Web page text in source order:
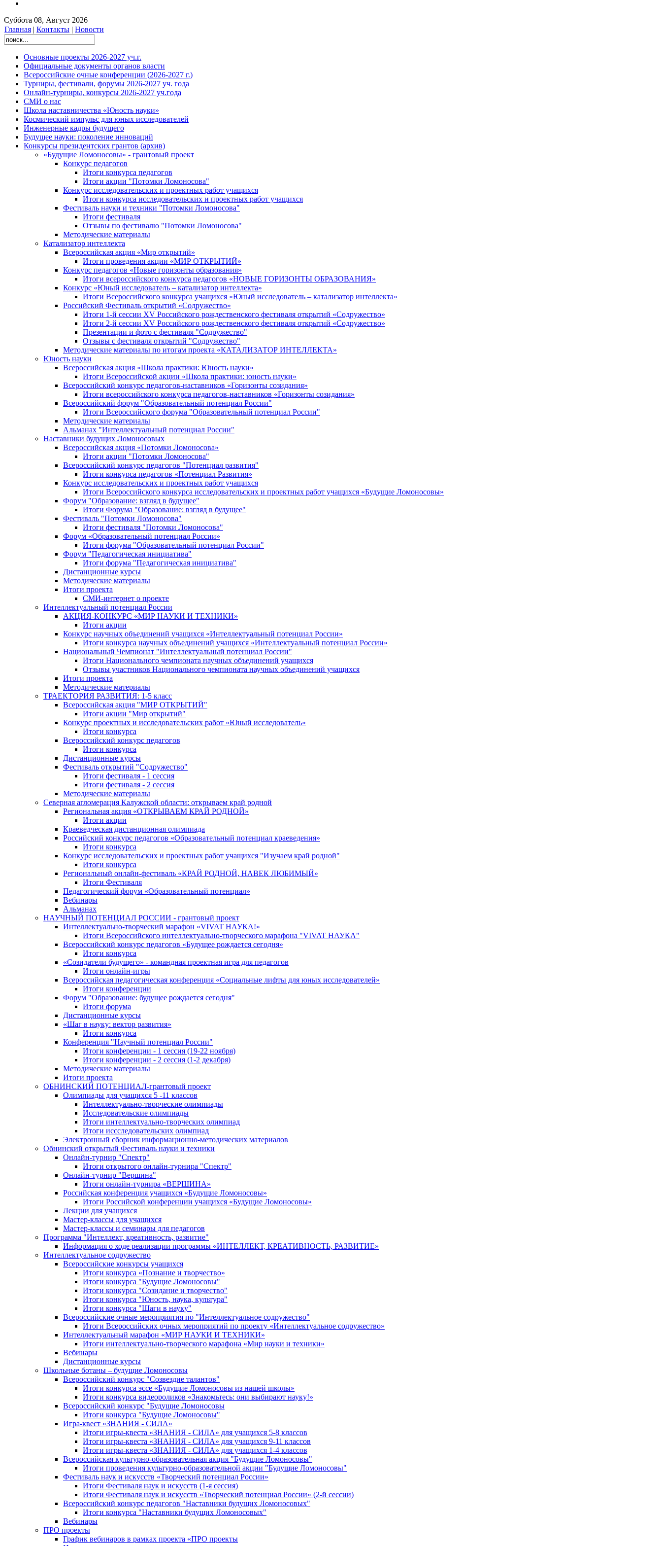
Суббота 08, Август 2026
Главная | Контакты | Новости
Основные проекты 2026-2027 уч.г.
Официальные документы органов власти
Всероссийские очные конференции (2026-2027 г.)
Турниры, фестивали, форумы 2026-2027 уч. года
Онлайн-турниры, конкурсы 2026-2027 уч.года
СМИ о нас
Школа наставничества «Юность науки»
Космический импульс для юных исследователей
Инженерные кадры будущего
Будущее науки: поколение инноваций
Конкурсы президентских грантов (архив)
«Будущие Ломоносовы» - грантовый проект
Конкурс педагогов
Итоги конкурса педагогов
Итоги акции "Потомки Ломоносова"
Конкурс исследовательских и проектных работ учащихся
Итоги конкурса исследовательских и проектных работ учащихся
Фестиваль науки и техники "Потомки Ломоносова"
Итоги фестиваля
Отзывы по фестивалю "Потомки Ломоносова"
Методические материалы
Катализатор интеллекта
Всероссийская акция «Мир открытий»
Итоги проведения акции «МИР ОТКРЫТИЙ»
Конкурс педагогов «Новые горизонты образования»
Итоги всероссийского конкурса педагогов «НОВЫЕ ГОРИЗОНТЫ ОБРАЗОВАНИЯ»
Конкурс «Юный исследователь – катализатор интеллекта»
Итоги Всероссийского конкурса учащихся «Юный исследователь – катализатор интеллекта»
Российский Фестиваль открытий «Содружество»
Итоги 1-й сессии XV Российского рождественского фестиваля открытий «Содружество»
Итоги 2-й сессии XV Российского рождественского фестиваля открытий «Содружество»
Презентации и фото с фестиваля "Содружество"
Отзывы с фестиваля открытий "Содружество"
Методические материалы по итогам проекта «КАТАЛИЗАТОР ИНТЕЛЛЕКТА»
Юность науки
Всероссийская акция «Школа практики: Юность науки»
Итоги Всероссийской акции «Школа практики: юность науки»
Всероссийский конкурс педагогов-наставников «Горизонты созидания»
Итоги всероссийского конкурса педагогов-наставников «Горизонты созидания»
Всероссийский форум "Образовательный потенциал России"
Итоги Всероссийского форума "Образовательный потенциал России"
Методические материалы
Альманах "Интеллектуальный потенциал России"
Наставники будущих Ломоносовых
Всероссийская акция «Потомки Ломоносова»
Итоги акции "Потомки Ломоносова"
Всероссийский конкурс педагогов "Потенциал развития"
Итоги конкурса педагогов «Потенциал Развития»
Конкурс исследовательских и проектных работ учащихся
Итоги Всероссийского конкурса исследовательских и проектных работ учащихся «Будущие Ломоносовы»
Форум "Образование: взгляд в будущее"
Итоги Форума "Образование: взгляд в будущее"
Фестиваль "Потомки Ломоносова"
Итоги фестиваля "Потомки Ломоносова"
Форум «Образовательный потенциал России»
Итоги форума "Образовательный потенциал России"
Форум "Педагогическая инициатива"
Итоги форума "Педагогическая инициатива"
Дистанционные курсы
Методические материалы
Итоги проекта
СМИ-интернет о проекте
Интеллектуальный потенциал России
АКЦИЯ-КОНКУРС «МИР НАУКИ И ТЕХНИКИ»
Итоги акции
Конкурс научных объединений учащихся «Интеллектуальный потенциал России»
Итоги конкурса научных объединений учащихся «Интеллектуальный потенциал России»
Национальный Чемпионат "Интеллектуальный потенциал России"
Итоги Национального чемпионата научных объединений учащихся
Отзывы участников Национального чемпионата научных объединений учащихся
Итоги проекта
Методические материалы
ТРАЕКТОРИЯ РАЗВИТИЯ: 1-5 класс
Всероссийская акция "МИР ОТКРЫТИЙ"
Итоги акции "Мир открытий"
Конкурс проектных и исследовательских работ «Юный исследователь»
Итоги конкурса
Всероссийский конкурс педагогов
Итоги конкурса
Дистанционные курсы
Фестиваль открытий "Содружество"
Итоги фестиваля - 1 сессия
Итоги фестиваля - 2 сессия
Методические материалы
Северная агломерация Калужской области: открываем край родной
Региональная акция «ОТКРЫВАЕМ КРАЙ РОДНОЙ»
Итоги акции
Краеведческая дистанционная олимпиада
Российский конкурс педагогов «Образовательный потенциал краеведения»
Итоги конкурса
Конкурс исследовательских и проектных работ учащихся "Изучаем край родной"
Итоги конкурса
Региональный онлайн-фестиваль «КРАЙ РОДНОЙ, НАВЕК ЛЮБИМЫЙ»
Итоги Фестиваля
Педагогический форум «Образовательный потенциал»
Вебинары
Альманах
НАУЧНЫЙ ПОТЕНЦИАЛ РОССИИ - грантовый проект
Интеллектуально-творческий марафон «VIVAT НАУКА!»
Итоги Всероссийского интеллектуально-творческого марафона "VIVAT НАУКА"
Всероссийский конкурс педагогов «Будущее рождается сегодня»
Итоги конкурса
«Cозидатели будущего» - командная проектная игра для педагогов
Итоги онлайн-игры
Всероссийская педагогическая конференция «Cоциальные лифты для юных исследователей»
Итоги конференции
Форум "Образование: будущее рождается сегодня"
Итоги форума
Дистанционные курсы
«Шаг в науку: вектор развития»
Итоги конкурса
Конференция "Научный потенциал России"
Итоги конференции - 1 сессия (19-22 ноября)
Итоги конференции - 2 сессия (1-2 декабря)
Методические материалы
Итоги проекта
ОБНИНСКИЙ ПОТЕНЦИАЛ-грантовый проект
Олимпиады для учащихся 5 -11 классов
Интеллектуально-творческие олимпиады
Исследовательские олимпиады
Итоги интеллектуально-творческих олимпиад
Итоги иссследовательских олимпиад
Электронный сборник информационно-методических материалов
Обнинский открытый Фестиваль науки и техники
Онлайн-турнир "Спектр"
Итоги открытого онлайн-турнира "Спектр"
Онлайн-турнир "Вершина"
Итоги онлайн-турнира «ВЕРШИНА»
Российская конференция учащихся «Будущие Ломоносовы»
Итоги Российской конференции учащихся «Будущие Ломоносовы»
Лекции для учащихся
Мастер-классы для учащихся
Мастер-классы и семинары для педагогов
Программа "Интеллект, креативность, развитие"
Информация о ходе реализации программы «ИНТЕЛЛЕКТ, КРЕАТИВНОСТЬ, РАЗВИТИЕ»
Интеллектуальное содружество
Всероссийские конкурсы учащихся
Итоги конкурса «Познание и творчество»
Итоги конкурса "Будущие Ломоносовы"
Итоги конкурса "Созидание и творчество"
Итоги конкурса "Юность, наука, культура"
Итоги конкурса "Шаги в науку"
Всероссийские очные мероприятия по "Интеллектуальное содружество"
Итоги Всероссийских очных мероприятий по проекту «Интеллектуальное содружество»
Интеллектуальный марафон «МИР НАУКИ И ТЕХНИКИ»
Итоги интеллектуально-творческого марафона «Мир науки и техники»
Вебинары
Дистанционные курсы
Школьные ботаны – будущие Ломоносовы
Всероссийский конкурс "Созвездие талантов"
Итоги конкурса эссе «Будущие Ломоносовы из нашей школы»
Итоги конкурса видеороликов «Знакомьтесь: они выбирают науку!»
Всероссийский конкурс "Будущие Ломоносовы
Итоги конкурса "Будущие Ломоносовы"
Игра-квест «ЗНАНИЯ - СИЛА»
Итоги игры-квеста «ЗНАНИЯ - СИЛА» для учащихся 5-8 классов
Итоги игры-квеста «ЗНАНИЯ - СИЛА» для учащихся 9-11 классов
Итоги игры-квеста «ЗНАНИЯ - СИЛА» для учащихся 1-4 классов
Всероссийская культурно-образовательная акция "Будущие Ломоносовы"
Итоги проведения культурно-образовательной акции "Будущие Ломоносовы"
Фестиваль наук и искусств «Творческий потенциал России»
Итоги Фестиваля наук и искусств (1-я сессия)
Итоги Фестиваля наук и искусств «Творческий потенциал России» (2-й сессии)
Всероссийский конкурс педагогов "Наставники будущих Ломоносовых"
Итоги конкурса "Наставники будущих Ломоносовых"
Вебинары
ПРО проекты
График вебинаров в рамках проекта «ПРО проекты